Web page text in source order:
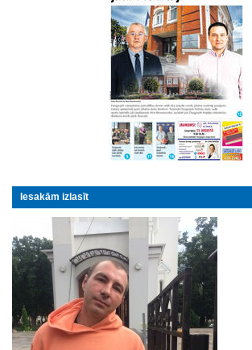
Iesakām izlasīt